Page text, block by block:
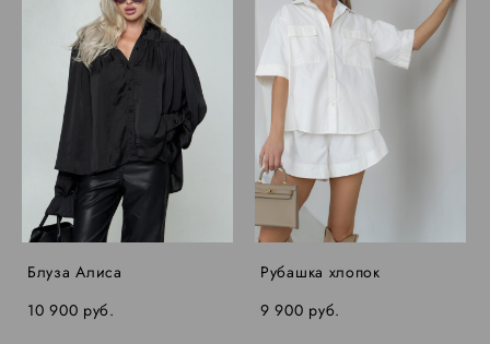
Блуза Алиса
10 900 pуб.
Рубашка хлопок
9 900 pуб.